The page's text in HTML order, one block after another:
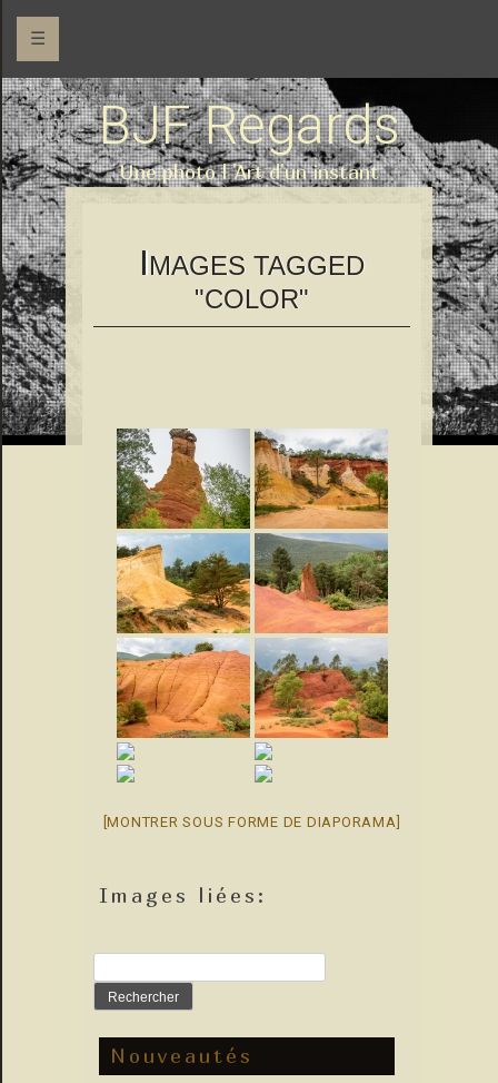
☰
BJF Regards
Une photo l 'Art d'un instant
IMAGES TAGGED
"COLOR"
[MONTRER SOUS FORME DE DIAPORAMA]
Images liées:
Nouveautés